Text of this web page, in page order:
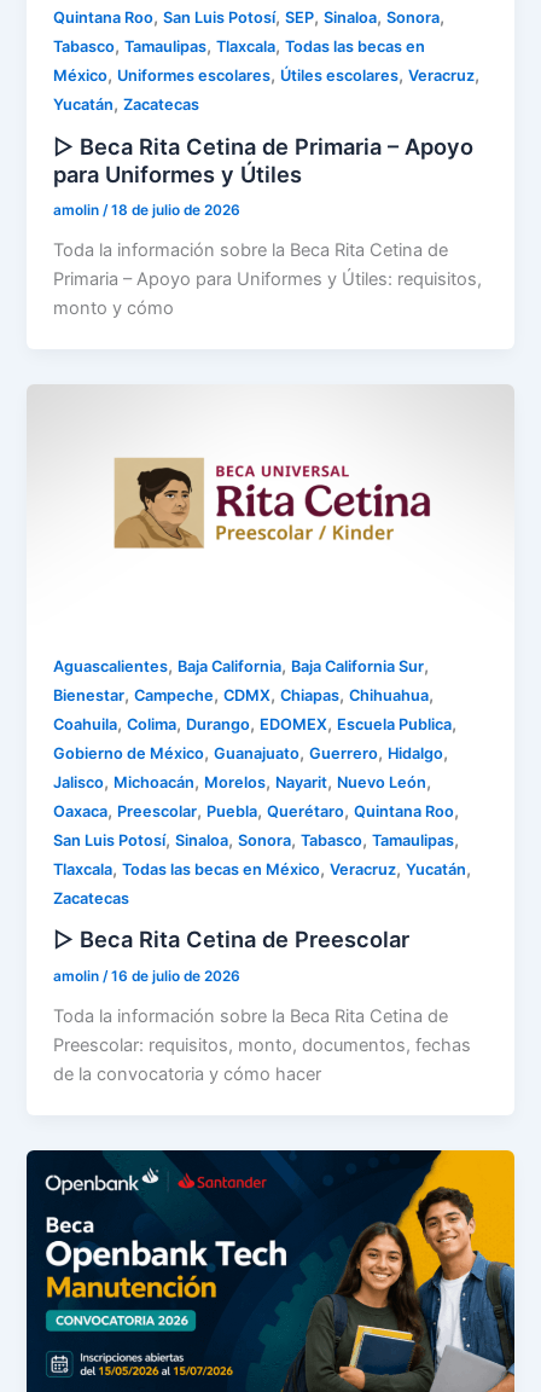
Quintana Roo,San Luis Potosí,SEP,Sinaloa,Sonora,
Tabasco,Tamaulipas,Tlaxcala,Todas las becas en
México, Uniformes escolares, Útiles escolares,Veracruz,
Yucatán,Zacatecas
▷ Beca Rita Cetina de Primaria – Apoyo
para Uniformes y Útiles
amolin/18 de julio de 2026
Toda la información sobre la Beca Rita Cetina de
Primaria – Apoyo para Uniformes y Útiles: requisitos,
monto y cómo
Aguascalientes, Baja California, Baja California Sur,
Bienestar,Campeche,CDMX,Chiapas,Chihuahua,
Coahuila,Colima, Durango, EDOMEX, Escuela Publica,
Gobierno de México,Guanajuato,Guerrero, Hidalgo,
Jalisco, Michoacán, Morelos, Nayarit, Nuevo León,
Oaxaca, Preescolar, Puebla,Querétaro,Quintana Roo,
San Luis Potosí,Sinaloa,Sonora,Tabasco,Tamaulipas,
Tlaxcala,Todas las becas en México,Veracruz,Yucatán,
Zacatecas
▷ Beca Rita Cetina de Preescolar
amolin/16 de julio de 2026
Toda la información sobre la Beca Rita Cetina de
Preescolar: requisitos, monto, documentos, fechas
de la convocatoria y cómo hacer